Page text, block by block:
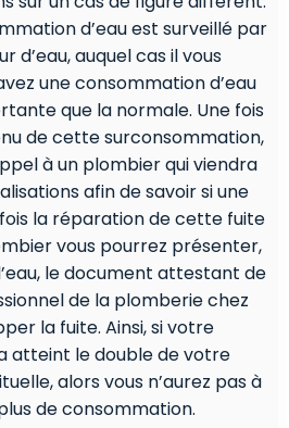
d’eau est surveillé par
d’eau, auquel cas il vous
une consommation d’eau
que la normale. Une fois
de cette surconsommation,
à un plombier qui viendra
afin de savoir si une
la réparation de cette fuite
vous pourrez présenter,
le document attestant de
de la plomberie chez
la fuite. Ainsi, si votre
atteint le double de votre
alors vous n’aurez pas à
de consommation.